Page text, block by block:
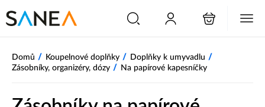
Domů / Koupelnové doplňky / Doplňky k umyvadlu /
Zásobníky, organizéry, dózy / Na papírové kapesníčky